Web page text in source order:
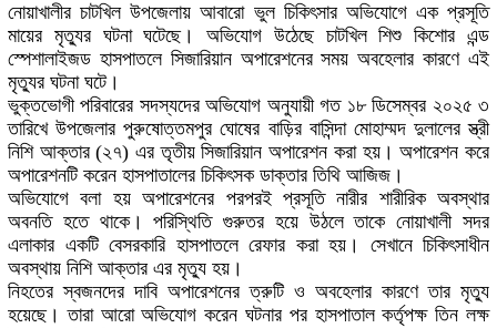
নোয়াখালীর চাটখিল উপজেলায় আবারো ভুল চিকিৎসার অভিযোগে এক প্রসূতি
মায়ের মৃত্যুর ঘটনা ঘটেছে। অভিযোগ উঠেছে চাটখিল শিশু কিশোর এন্ড
স্পেশালাইজড হাসপাতলে সিজারিয়ান অপারেশনের সময় অবহেলার কারণে এই
মৃত্যুর ঘটনা ঘটে।
ভুক্তভোগী পরিবারের সদস্যদের অভিযোগ অনুযায়ী গত ১৮ ডিসেম্বর ২০২৫ ৩
তারিখে উপজেলার পুরুষোত্তমপুর ঘোষের বাড়ির বাসিন্দা মোহাম্মদ দুলালের স্ত্রী
নিশি আক্তার (২৭) এর তৃতীয় সিজারিয়ান অপারেশন করা হয়। অপারেশন করে
অপারেশনটি করেন হাসপাতালের চিকিৎসক ডাক্তার তিথি আজিজ।
অভিযোগে বলা হয় অপারেশনের পরপরই প্রসূতি নারীর শারীরিক অবস্থার
অবনতি হতে থাকে। পরিস্থিতি গুরুতর হয়ে উঠলে তাকে নোয়াখালী সদর
এলাকার একটি বেসরকারি হাসপাতলে রেফার করা হয়। সেখানে চিকিৎসাধীন
অবস্থায় নিশি আক্তার এর মৃত্যু হয়।
নিহতের স্বজনদের দাবি অপারেশনের ত্রুটি ও অবহেলার কারণে তার মৃত্যু
হয়েছে। তারা আরো অভিযোগ করেন ঘটনার পর হাসপাতাল কর্তৃপক্ষ তিন লক্ষ